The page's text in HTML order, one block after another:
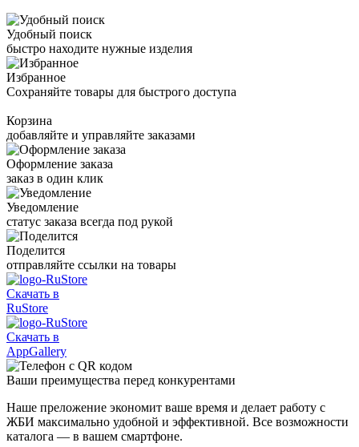
Удобный поиск
быстро находите нужные изделия
Избранное
Сохраняйте товары для быстрого доступа
Корзина
добавляйте и управляйте заказами
Оформление заказа
заказ в один клик
Уведомление
статус заказа всегда под рукой
Поделится
отправляйте ссылки на товары
Скачать в
RuStore
Скачать в
AppGallery
Ваши преимущества перед конкурентами
Наше преложение экономит ваше время и делает работу с
ЖБИ максимально удобной и эффективной. Все возможности
каталога — в вашем смартфоне.